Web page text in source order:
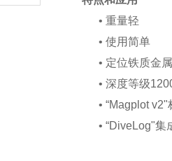
• 重量轻
• 使用简单
• 定位铁质金
• 深度等级
• “Magplot v2"
• “DiveLog"集